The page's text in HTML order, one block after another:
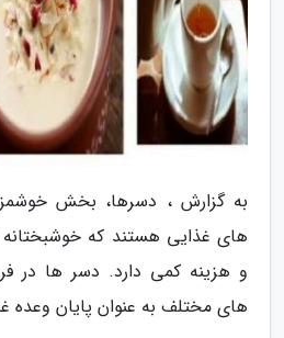
به گزارش ، دسرها، بخش
های غذایی هستند که خوشبختانه
و هزینه کمی دارد. دسر ها در
های مختلف به عنوان پایان